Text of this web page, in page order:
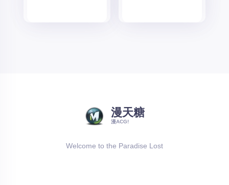
漫天糖
漫ACG!
Welcome to the Paradise Lost